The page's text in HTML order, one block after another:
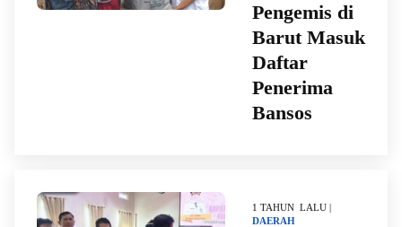
Pengemis di
Barut Masuk
Daftar
Penerima
Bansos
1 TAHUN LALU |
DAERAH